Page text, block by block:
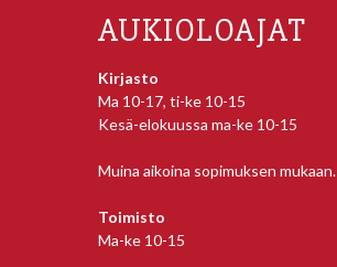
AUKIOLOAJAT
Kirjasto
Ma 10-17, ti-ke 10-15
Kesä-elokuussa ma-ke 10-15
Muina aikoina sopimuksen mukaan.
Toimisto
Ma-ke 10-15